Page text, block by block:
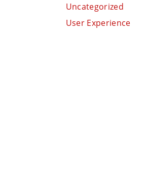
Uncategorized
User Experience